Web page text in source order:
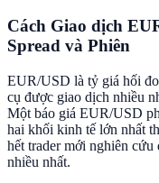
Cách Giao dịch
Spread và Phiên
EUR/USD là tỷ giá hối
cụ được giao dịch nhiều
Một báo giá EUR/USD
hai khối kinh tế lớn nhất
hết trader mới nghiên
nhiều nhất.